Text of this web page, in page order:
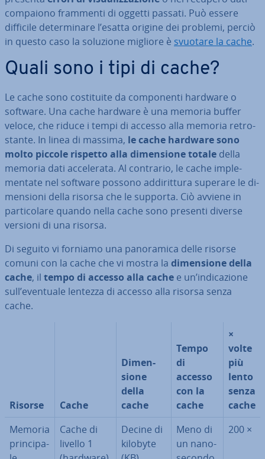
compaiono frammenti di oggetti passati. Può essere
difficile de­ter­mi­na­re l’esatta origine dei problemi, perciò
in questo caso la soluzione migliore è svuotare la cache.
Quali sono i tipi di cache?
Le cache sono co­sti­tui­te da com­po­nen­ti hardware o
software. Una cache hardware è una memoria buffer
veloce, che riduce i tempi di accesso alla memoria re­tro­
stan­te. In linea di massima, le cache hardware sono
molto piccole rispetto alla di­men­sio­ne totale della
memoria dati ac­ce­le­ra­ta. Al contrario, le cache im­ple­
men­ta­te nel software possono ad­di­rit­tu­ra superare le di­
men­sio­ni della risorsa che le supporta. Ciò avviene in
par­ti­co­la­re quando nella cache sono presenti diverse
versioni di una risorsa.
Di seguito vi forniamo una pa­no­ra­mi­ca delle risorse
comuni con la cache che vi mostra la di­men­sio­ne della
cache, il tempo di accesso alla cache e un’in­di­ca­zio­ne
sull’eventuale lentezza di accesso alla risorsa senza
cache.
Risorse Cache
Di­men­
sio­ne
della
cache
Tempo
di
accesso
con la
cache
×
volte
più
lento
senza
cache
Memoria
prin­ci­pa­
Cache di
livello 1
Decine di
kilobyte
Meno di
un na­no­
200 ×